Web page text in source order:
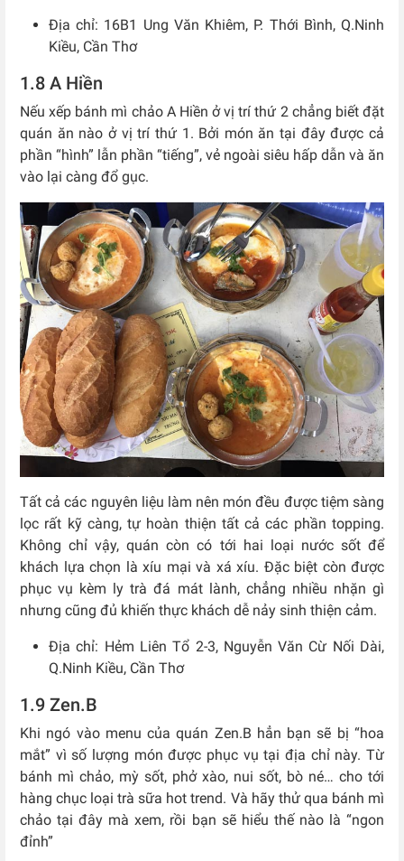
Địa chỉ: 16B1 Ung Văn Khiêm, P. Thới Bình, Q.Ninh
Kiều, Cần Thơ
1.8 A Hiền
Nếu xếp bánh mì chảo A Hiền ở vị trí thứ 2 chẳng biết đặt
quán ăn nào ở vị trí thứ 1. Bởi món ăn tại đây được cả
phần “hình” lẫn phần “tiếng”, vẻ ngoài siêu hấp dẫn và ăn
vào lại càng đổ gục.
Tất cả các nguyên liệu làm nên món đều được tiệm sàng
lọc rất kỹ càng, tự hoàn thiện tất cả các phần topping.
Không chỉ vậy, quán còn có tới hai loại nước sốt để
khách lựa chọn là xíu mại và xá xíu. Đặc biệt còn được
phục vụ kèm ly trà đá mát lành, chẳng nhiều nhặn gì
nhưng cũng đủ khiến thực khách dễ nảy sinh thiện cảm.
Địa chỉ: Hẻm Liên Tổ 2-3, Nguyễn Văn Cừ Nối Dài,
Q.Ninh Kiều, Cần Thơ
1.9 Zen.B
Khi ngó vào menu của quán Zen.B hẳn bạn sẽ bị “hoa
mắt” vì số lượng món được phục vụ tại địa chỉ này. Từ
bánh mì chảo, mỳ sốt, phở xào, nui sốt, bò né… cho tới
hàng chục loại trà sữa hot trend. Và hãy thử qua bánh mì
chảo tại đây mà xem, rồi bạn sẽ hiểu thế nào là “ngon
đỉnh”